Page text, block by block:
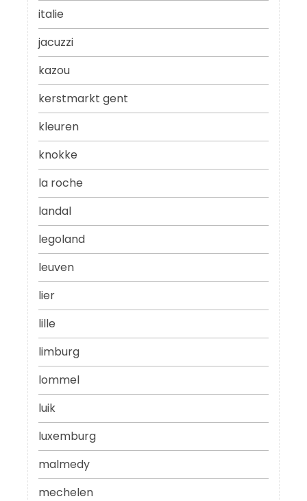
italie
jacuzzi
kazou
kerstmarkt gent
kleuren
knokke
la roche
landal
legoland
leuven
lier
lille
limburg
lommel
luik
luxemburg
malmedy
mechelen